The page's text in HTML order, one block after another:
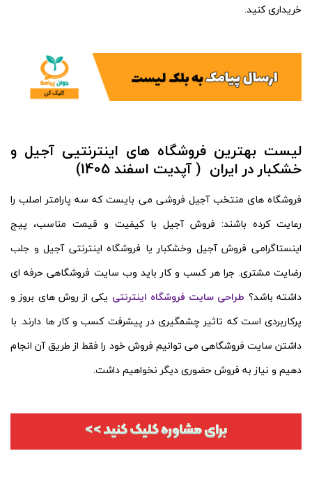
خریداری کنید.
لیست بهترین فروشگاه های اینترنتیی آجیل و
خشکبار در ایران ( آپدیت اسفند 1405)
فروشگاه های منتخب آجیل فروشی می بایست که سه پارامتر اصلب را
رعایت کرده باشند: فروش آجیل با کیفیت و قیمت مناسب، پیج
اینستاگرامی فروش آجیل وخشکبار یا فروشگاه اینترنتی آجیل و جلب
رضایت مشتری. جرا هر کسب و کار باید وب سایت فروشگاهی حرفه ای
داشته باشد؟ طراحی سایت فروشگاه اینترنتی یکی از روش های بروز و
پرکاربردی است که تاثیر چشمگیری در پیشرفت کسب و کار ها دارند. با
داشتن سایت فروشگاهی می توانیم فروش خود را فقط از طریق آن انجام
دهیم و نیاز به فروش حضوری دیگر نخواهیم داشت.